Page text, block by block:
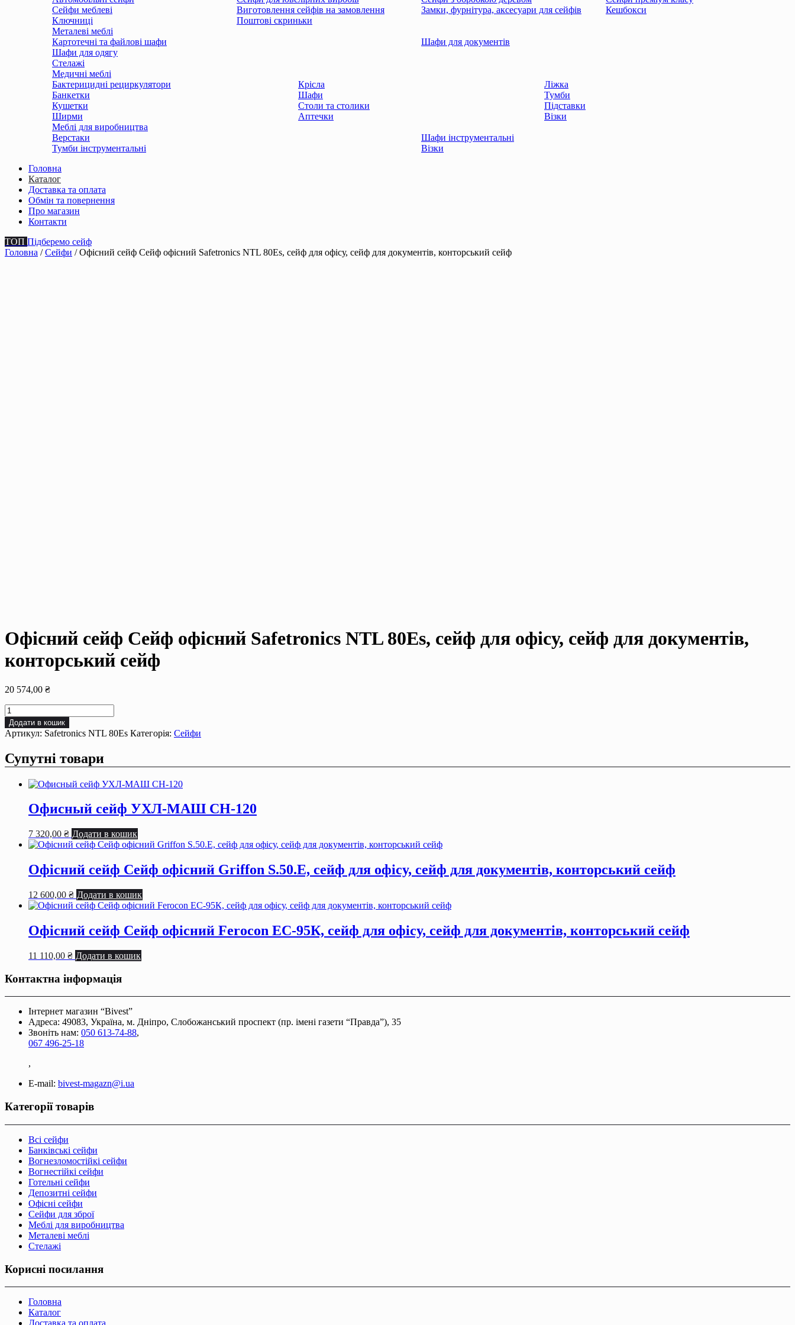
Сейфи меблеві
Виготовлення сейфів на замовлення Замки, фурнітура, аксесуари для сейфів
Кешбокси
Ключниці
Поштові скриньки
Металеві меблі
Картотечні та файлові шафи
Шафи для документів
Шафи для одягу
Стелажі
Медичні меблі
Бактерицидні рециркулятори
Крісла
Ліжка
Банкетки
Шафи
Тумби
Кушетки
Столи та столики
Підставки
Ширми
Аптечки
Візки
Меблі для виробництва
Верстаки
Шафи інструментальні
Тумби інструментальні
Візки
Головна
Каталог
Доставка та оплата
Обмін та повернення
Про магазин
Контакти
ТОП Підберемо сейф
Головна /Сейфи / Офісний сейф Сейф офiсний Safetronics NTL 80Es, сейф для офiсу, сейф для документiв, конторський сейф
Офісний сейф Сейф офiсний Safetronics NTL 80Es, сейф для офiсу, сейф для документiв,
конторський сейф
20 574,00 ₴
Офісний
сейф
Сейф
офiсний
Safetronics
NTL
сейф
документiв,
конторський
кількість
Додати в кошик
Артикул: Safetronics NTL 80Es Категорія: Сейфи
Супутні товари
Офисный сейф УХЛ-МАШ СН-120
7 320,00 ₴ Додати в кошик
Офісний сейф Сейф офiсний Griffon S.50.Е, сейф для офiсу, сейф для документiв, конторський сейф
12 600,00 ₴ Додати в кошик
Офісний сейф Сейф офiсний Ferocon ЕС-95К, сейф для офiсу, сейф для документiв, конторський сейф
11 110,00 ₴ Додати в кошик
Контактна інформація
Інтернет магазин “Bivest”
Адреса: 49083, Україна, м. Дніпро, Слобожанський проспект (пр. імені газети “Правда”), 35
Звоніть нам: 050 613-74-88,
067 496-25-18
,
E-mail: bivest-magazn@i.ua
Категорії товарів
Всі сейфи
Банківські сейфи
Вогнезломостійкі сейфи
Вогнестійкі сейфи
Готельні сейфи
Депозитні сейфи
Офісні сейфи
Сейфи для зброї
Меблі для виробництва
Металеві меблі
Стелажі
Корисні посилання
Головна
Каталог